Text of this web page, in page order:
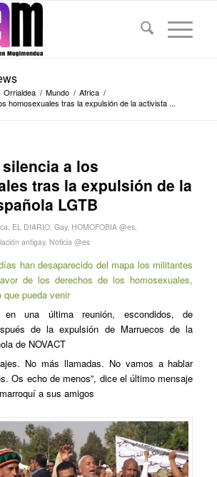
Orrialdea / Mundo / Africa /
homosexuales tras la expulsión de la activista ...
a los
tras la expulsión de la
LGTB
, EL DIARIO, Gay, HOMOFOBIA @es,
antigay, Noticia @es
han desaparecido del mapa los militantes
de los derechos de los homosexuales,
pueda venir
en una última reunión, escondidos, de
de la expulsión de Marruecos de la
de NOVACT
No más llamadas. No vamos a hablar
Os echo de menos”, dice el último mensaje
a sus amigos